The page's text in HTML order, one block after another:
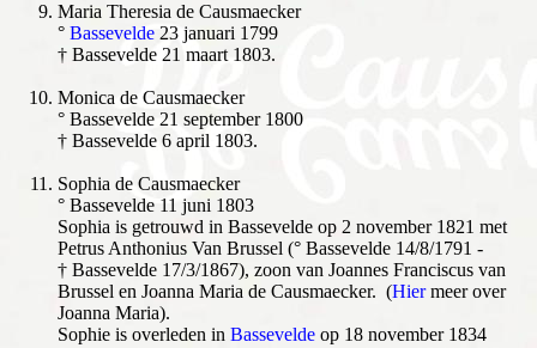
Maria Theresia de Causmaecker
° Bassevelde 23 januari 1799
† Bassevelde 21 maart 1803.
Monica de Causmaecker
° Bassevelde 21 september 1800
† Bassevelde 6 april 1803.
Sophia de Causmaecker
° Bassevelde 11 juni 1803
Sophia is getrouwd in Bassevelde op 2 november 1821 met
Petrus Anthonius Van Brussel (° Bassevelde 14/8/1791 -
† Bassevelde 17/3/1867), zoon van Joannes Franciscus van
Brussel en Joanna Maria de Causmaecker. (Hiermeer over
Joanna Maria).
Sophie is overleden in Bassevelde op 18 november 1834